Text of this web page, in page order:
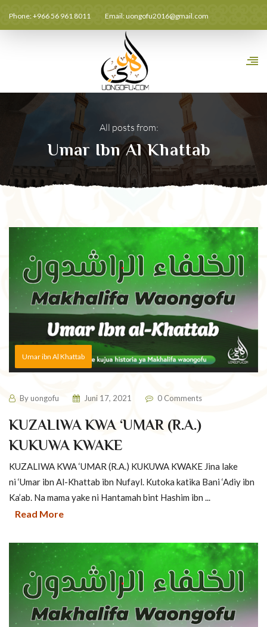
Phone: +966 56 961 8011 Email:uongofu2016@gmail.com
All posts from:
Umar Ibn Al Khattab
Umar ibn Al Khattab
Byuongofu Juni 17, 2021 0 Comments
KUZALIWA KWA ‘UMAR (R.A.)
KUKUWA KWAKE
KUZALIWA KWA ‘UMAR (R.A.) KUKUWA KWAKE Jina lake
ni ‘Umar ibn Al-Khattab ibn Nufayl. Kutoka katika Bani ‘Adiy ibn
Ka’ab. Na mama yake ni Hantamah bint Hashim ibn ...
Read More